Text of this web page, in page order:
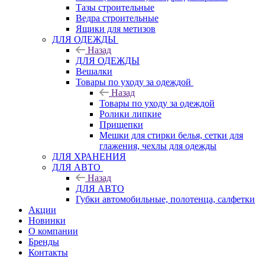
Тазы строительные
Ведра строительные
Ящики для метизов
ДЛЯ ОДЕЖДЫ
Назад
ДЛЯ ОДЕЖДЫ
Вешалки
Товары по уходу за одеждой
Назад
Товары по уходу за одеждой
Ролики липкие
Прищепки
Мешки для стирки белья, сетки для
глажения, чехлы для одежды
ДЛЯ ХРАНЕНИЯ
ДЛЯ АВТО
Назад
ДЛЯ АВТО
Губки автомобильные, полотенца, салфетки
Акции
Новинки
О компании
Бренды
Контакты